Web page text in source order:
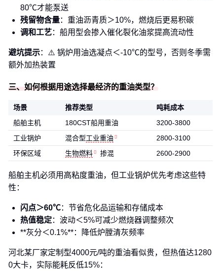
80℃才能泵送
残留物含量：重油沥青质＞10%，燃烧后更易积碳
调和工艺：船用型会掺入催化裂化油浆提高流动性
避坑提示：⚠️ 锅炉用油选凝点＜-10℃的型号，否则冬季需
额外加热装置
三、如何根据用途选择最经济的重油类型？
场景 推荐类型
吨耗成本
船舶主机
180CST船用重油
3200-3800
工业锅炉
混合型工业重油
2800-3100
环保区域
生物燃料 掺混 2600-2900
船舶主机必须用高粘度重油，但工业锅炉优先考虑这些特
性：
闪点＞60℃：节省危化品运输和存储成本
热值稳定：波动＜5%可减少燃烧器调整频次
**灰分＜0.1%**：降低炉膛清灰频率
河北某厂家定制型4000元/吨的重油看似贵，但热值达1280
0大卡，实际能耗反低15%：